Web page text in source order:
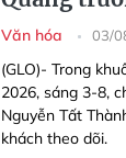
Văn hóa 03/
(GLO)- Trong
2026, sáng 3-8,
Nguyễn Tất
khách theo dõi.